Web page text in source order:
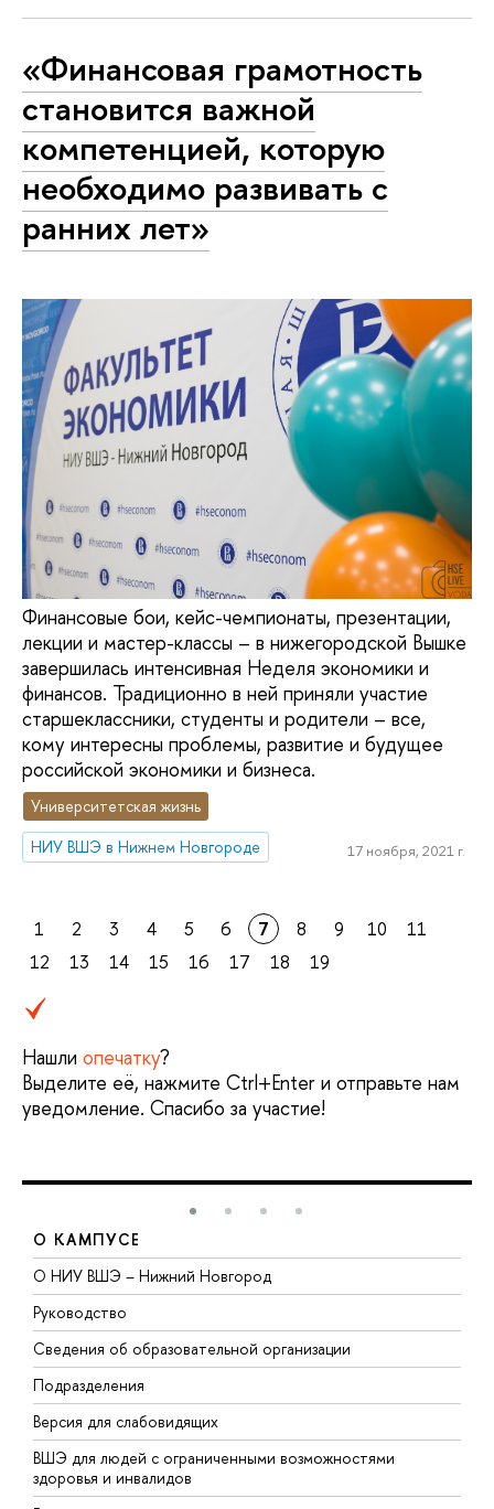
«Финансовая грамотность
становится важной
компетенцией, которую
необходимо развивать с
ранних лет»
Финансовые бои, кейс-чемпионаты, презентации,
лекции и мастер-классы – в нижегородской Вышке
завершилась интенсивная Неделя экономики и
финансов. Традиционно в ней приняли участие
старшеклассники, студенты и родители – все,
кому интересны проблемы, развитие и будущее
российской экономики и бизнеса.
Университетская жизнь
НИУ ВШЭ в Нижнем Новгороде
17 ноября, 2021 г.
1 2 3 4 5 6 7 8 9 10
11
12
13 14 15 16 17 18 19
Нашли опечатку?
Выделите её, нажмите Ctrl+Enter и отправьте нам
уведомление. Спасибо за участие!
О КАМПУСЕ
О НИУ ВШЭ – Нижний Новгород
Руководство
Сведения об образовательной организации
Подразделения
Версия для слабовидящих
ВШЭ для людей с ограниченными возможностями
здоровья и инвалидов